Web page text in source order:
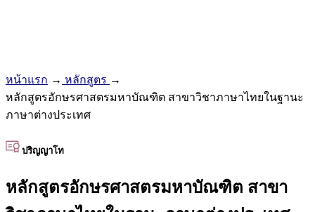
หน้าแรก → หลักสูตร →
หลักสูตรอักษรศาสตรมหาบัณฑิต สาขาวิชาภาษาไทยในฐานะ
ภาษาต่างประเทศ
ปริญญาโท
หลักสูตรอักษรศาสตรมหาบัณฑิต สาขา